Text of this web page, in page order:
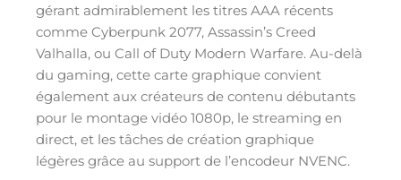
gérant admirablement les titres AAA récents
comme Cyberpunk 2077, Assassin’s Creed
Valhalla, ou Call of Duty Modern Warfare. Au-delà
du gaming, cette carte graphique convient
également aux créateurs de contenu débutants
pour le montage vidéo 1080p, le streaming en
direct, et les tâches de création graphique
légères grâce au support de l’encodeur NVENC.